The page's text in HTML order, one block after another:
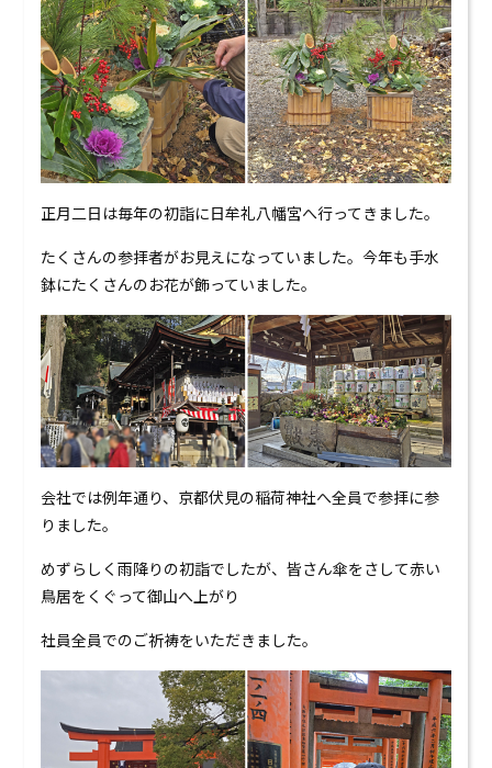
正月二日は毎年の初詣に日牟礼八幡宮へ行ってきました。
たくさんの参拝者がお見えになっていました。今年も手水
鉢にたくさんのお花が飾っていました。
会社では例年通り、京都伏見の稲荷神社へ全員で参拝に参
りました。
めずらしく雨降りの初詣でしたが、皆さん傘をさして赤い
鳥居をくぐって御山へ上がり
社員全員でのご祈祷をいただきました。